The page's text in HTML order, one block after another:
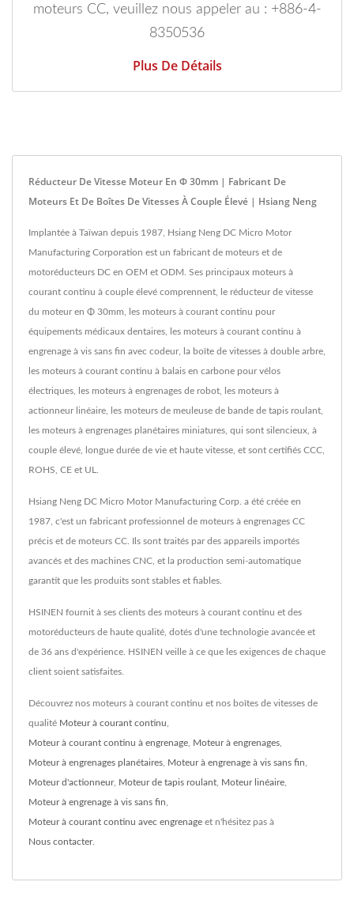
moteurs CC, veuillez nous appeler au : +886-4-
8350536
Plus De Détails
Réducteur De Vitesse Moteur En Φ 30mm | Fabricant De
Moteurs Et De Boîtes De Vitesses À Couple Élevé | Hsiang Neng
Implantée à Taïwan depuis 1987, Hsiang Neng DC Micro Motor
Manufacturing Corporation est un fabricant de moteurs et de
motoréducteurs DC en OEM et ODM. Ses principaux moteurs à
courant continu à couple élevé comprennent, le réducteur de vitesse
du moteur en Φ 30mm, les moteurs à courant continu pour
équipements médicaux dentaires, les moteurs à courant continu à
engrenage à vis sans fin avec codeur, la boîte de vitesses à double arbre,
les moteurs à courant continu à balais en carbone pour vélos
électriques, les moteurs à engrenages de robot, les moteurs à
actionneur linéaire, les moteurs de meuleuse de bande de tapis roulant,
les moteurs à engrenages planétaires miniatures, qui sont silencieux, à
couple élevé, longue durée de vie et haute vitesse, et sont certifiés CCC,
ROHS, CE et UL.
Hsiang Neng DC Micro Motor Manufacturing Corp. a été créée en
1987, c'est un fabricant professionnel de moteurs à engrenages CC
précis et de moteurs CC. Ils sont traités par des appareils importés
avancés et des machines CNC, et la production semi-automatique
garantit que les produits sont stables et fiables.
HSINEN fournit à ses clients des moteurs à courant continu et des
motoréducteurs de haute qualité, dotés d'une technologie avancée et
de 36 ans d'expérience. HSINEN veille à ce que les exigences de chaque
client soient satisfaites.
Découvrez nos moteurs à courant continu et nos boîtes de vitesses de
qualité Moteur à courant continu
Moteur à courant continu à engrenage Moteur à engrenages
Moteur à engrenages planétaires Moteur à engrenage à vis sans fin
Moteur d'actionneur, Moteur de tapis roulant Moteur linéaire
Moteur à engrenage à vis sans fin
Moteur à courant continu avec engrenage et n'hésitez pas à
Nous contacter.